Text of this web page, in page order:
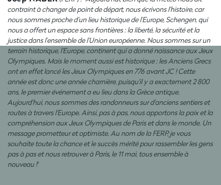
contraint à changer de point de départ, nous écrivons l'histoire, car
nous sommes proche d’un lieu historique de l’Europe, Schengen, qui
nous a offert un espace sans frontières : la liberté, la sécurité et la
justice dans l’ensemble de l’Union européenne. Nous sommes sur un
terrain historique, l'Europe, continent qui a donné naissance aux Jeux
Olympiques. Mais le moment aussi est historique : les Anciens Grecs
ont en effet lancé les Jeux Olympiques en 776 avant JC ! Cette
année est donc une année charnière, puisqu'il y a exactement 2 800
ans, le premier événement a eu lieu dans la Grèce antique.
Aujourd'hui, nous sommes des randonneurs sur d'anciens sentiers et
routes à travers l'Europe. Ainsi, pas à pas, nous apportons la paix et la
compréhension aux Jeux Olympiques de Paris et dans le monde. Un
message prometteur et optimiste. Au nom de la FERP, je vous
souhaite toute la chance et le succès mérité pour rassembler les gens
pas à pas et nous retrouver à Paris, le 11 mai, tous ensemble à
nouveau !"